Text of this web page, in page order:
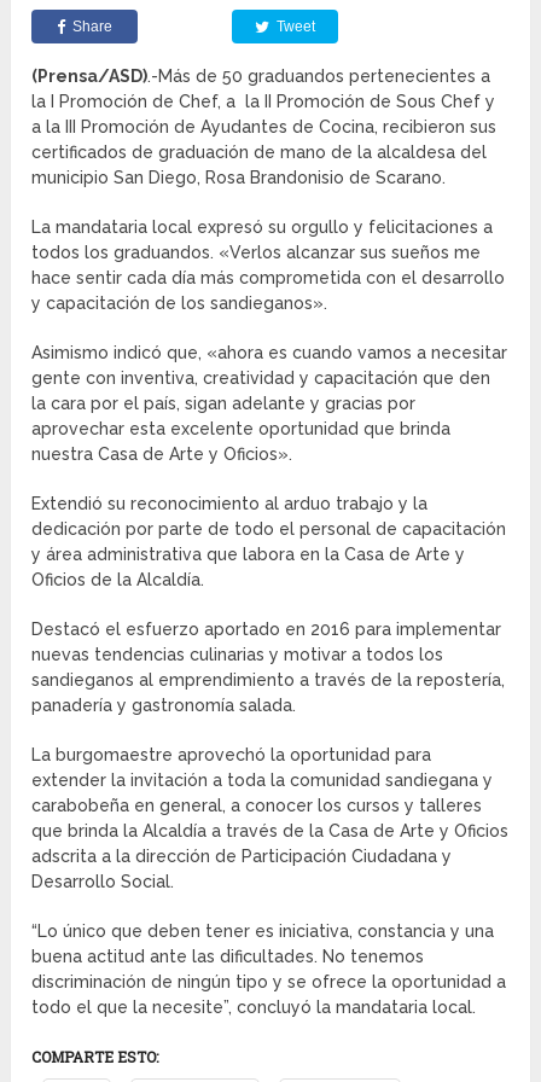
Share Tweet
(Prensa/ASD).-Más de 50 graduandos pertenecientes a
la I Promoción de Chef, a la II Promoción de Sous Chef y
a la III Promoción de Ayudantes de Cocina, recibieron sus
certificados de graduación de mano de la alcaldesa del
municipio San Diego, Rosa Brandonisio de Scarano.
La mandataria local expresó su orgullo y felicitaciones a
todos los graduandos. «Verlos alcanzar sus sueños me
hace sentir cada día más comprometida con el desarrollo
y capacitación de los sandieganos».
Asimismo indicó que, «ahora es cuando vamos a necesitar
gente con inventiva, creatividad y capacitación que den
la cara por el país, sigan adelante y gracias por
aprovechar esta excelente oportunidad que brinda
nuestra Casa de Arte y Oficios».
Extendió su reconocimiento al arduo trabajo y la
dedicación por parte de todo el personal de capacitación
y área administrativa que labora en la Casa de Arte y
Oficios de la Alcaldía.
Destacó el esfuerzo aportado en 2016 para implementar
nuevas tendencias culinarias y motivar a todos los
sandieganos al emprendimiento a través de la repostería,
panadería y gastronomía salada.
La burgomaestre aprovechó la oportunidad para
extender la invitación a toda la comunidad sandiegana y
carabobeña en general, a conocer los cursos y talleres
que brinda la Alcaldía a través de la Casa de Arte y Oficios
adscrita a la dirección de Participación Ciudadana y
Desarrollo Social.
“Lo único que deben tener es iniciativa, constancia y una
buena actitud ante las dificultades. No tenemos
discriminación de ningún tipo y se ofrece la oportunidad a
todo el que la necesite”, concluyó la mandataria local.
COMPARTE ESTO: